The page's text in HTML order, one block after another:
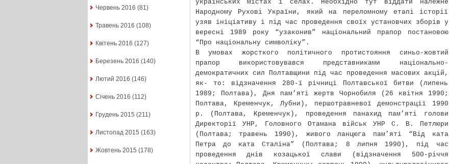
Червень 2016 (81)
Травень 2016 (108)
Квітень 2016 (127)
Березень 2016 (140)
Лютий 2016 (146)
Січень 2016 (112)
Грудень 2015 (211)
Листопад 2015 (163)
Жовтень 2015 (178)
українських містах і селах. Необхідно тут віддати належне
Народному Рухові України, який на переломному етапі історії
узяв ініціативу і під час проведення своїх установчих зборів у
вересні 1989 року “узаконив” національний прапор постановою
“Про національну символіку”.
В умовах жорсткого політичного протистояння синьо-жовтий
прапор використовувався представниками національно-
демократичних сил Полтавщини під час проведення масових акцій,
як- то: відзначення 280-ї річниці Полтавської битви (липень
1989; Полтава), Дня пам’яті жертв Чорнобиля (26 квітня 1990;
Полтава, Кременчук, Лубни), першотравневої демонстрації 1990
р. (Полтава, Кременчук), проведення панахид пам’яті голови
Директорії УНР, Головного Отамана військ УНР С. В. Петлюри
(Полтава; травень 1990), живого ланцюга пам’яті “Від ката
Петра до ката Сталіна” (Полтава; 8 липня 1990), під час
проведення днів козацької слави (відзначення 500-річчя